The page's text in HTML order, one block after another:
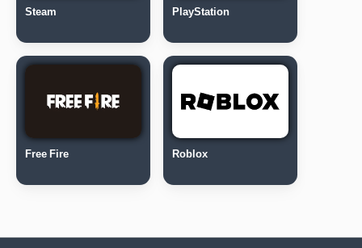
Steam PlayStation
Free Fire Roblox